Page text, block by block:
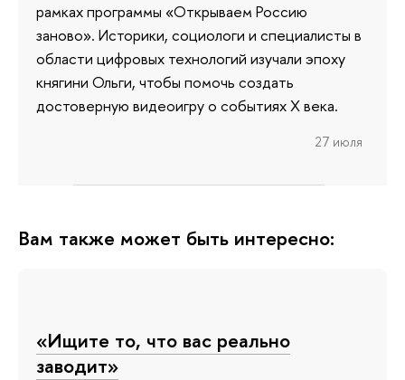
рамках программы «Открываем Россию
заново». Историки, социологи и специалисты в
области цифровых технологий изучали эпоху
княгини Ольги, чтобы помочь создать
достоверную видеоигру о событиях X века.
27 июля
Вам также может быть интересно:
«Ищите то, что вас реально
заводит»